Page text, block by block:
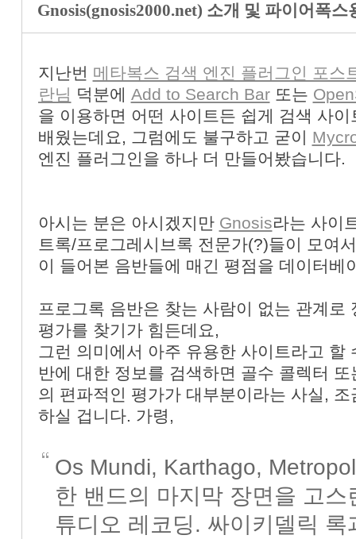
Gnosis(gnosis2000.net) 소개 및 파이어폭
지난번 메타복스 검색 엔진 플러그인 포스
란님 덕분에 Add to Search Bar또는
을 이용하면 어떤 사이트든 쉽게 검색 사
배웠는데요, 그럼에도 불구하고 굳이
엔진 플러그인을 하나 더 만들어봤습니다.
아시는 분은 아시겠지만 Gnosis라는 사이
트록/프로그레시브록 전문가(?)들이 모여
이 들어본 음반들에 매긴 평점을 데이터베
프로그록 음반은 찾는 사람이 없는 관계로
평가를 찾기가 힘든데요,
그런 의미에서 아주 유용한 사이트라고 할
반에 대한 정보를 검색하면 골수 콜렉터
의 편파적인 평가가 대부분이라는 사실,
하실 겁니다. 가령,
Os Mundi, Karthago,
한 밴드의 마지막 장면을 고
튜디오 레코딩. 싸이키델릭